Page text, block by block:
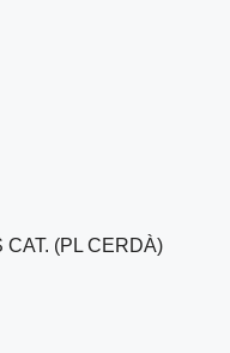
(PL CERDÀ)